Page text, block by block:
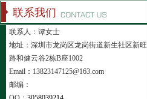
联系我们
联系人：谭女士
地址：深圳市龙岗区龙岗街道新生社区新旺
路和健云谷2栋B座1002
Email：13823147125@163.com
邮编：